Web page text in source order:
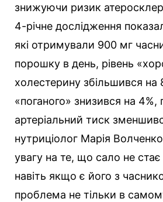
знижуючи ризик
4-річне дослідження
які отримували 900 мг
порошку в день, рівень
холестерину збільшився на
«поганого» знизився на
артеріальний тиск
нутриціолог Марія
увагу на те, що сало не
навіть якщо є його з
проблема не тільки в